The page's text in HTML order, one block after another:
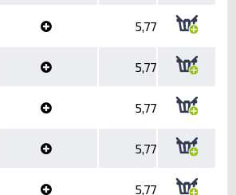
5,77
5,77
5,77
5,77
5,77